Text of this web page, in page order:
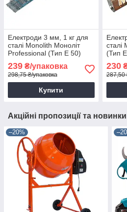
Електроди 3 мм, 1 кг для
сталі Monolith Моноліт
Professional (Тип Е 50)
239 ₴/упаковка
298,75 ₴/упаковка
Купити
сталі
(Тип Е
230
287,50
Акційні пропозиції та новинки
–20%